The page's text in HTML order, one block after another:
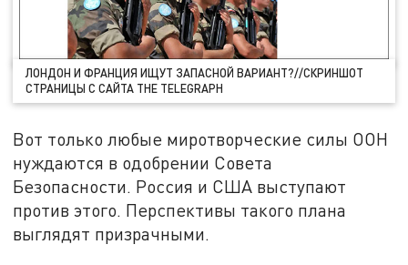
ЛОНДОН И ФРАНЦИЯ ИЩУТ ЗАПАСНОЙ ВАРИАНТ?//СКРИНШОТ
СТРАНИЦЫ С САЙТА THE TELEGRAPH
Вот только любые миротворческие силы ООН
нуждаются в одобрении Совета
Безопасности. Россия и США выступают
против этого. Перспективы такого плана
выглядят призрачными.